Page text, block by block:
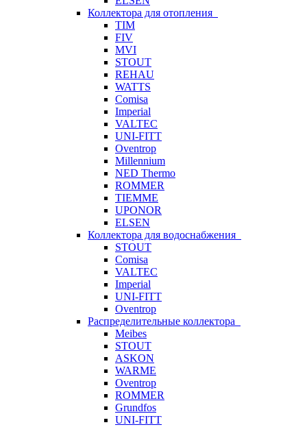
Коллектора для отопления
TIM
FIV
MVI
STOUT
REHAU
WATTS
Comisa
Imperial
VALTEC
UNI-FITT
Oventrop
Millennium
NED Thermo
ROMMER
TIEMME
UPONOR
ELSEN
Коллектора для водоснабжения
STOUT
Comisa
VALTEC
Imperial
UNI-FITT
Oventrop
Распределительные коллектора
Meibes
STOUT
ASKON
WARME
Oventrop
ROMMER
Grundfos
UNI-FITT